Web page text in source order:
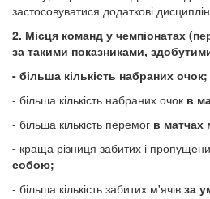
застосовуватися додаткові
2. Місця команд у чемпіонатах
за такими показниками,
- більша кількість набраних очок;
- більша кількість набраних очок в
- більша кількість перемог в матчах
- краща різниця забитих і
собою;
- більша кількість забитих м'ячів за